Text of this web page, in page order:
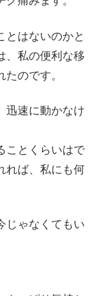
とはないのかと
、私の便利な移
のです。
迅速に動かなけ
ことくらいはで
れば、私にも何
じゃなくてもい